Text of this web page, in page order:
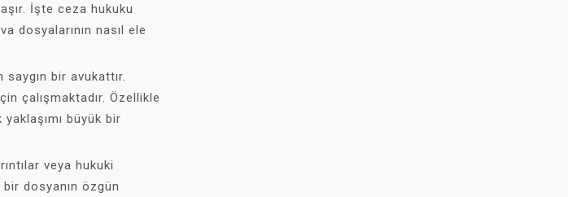
İşte ceza hukuku
dosyalarının nasıl ele
bir avukattır.
çalışmaktadır. Özellikle
büyük bir
veya hukuki
dosyanın özgün